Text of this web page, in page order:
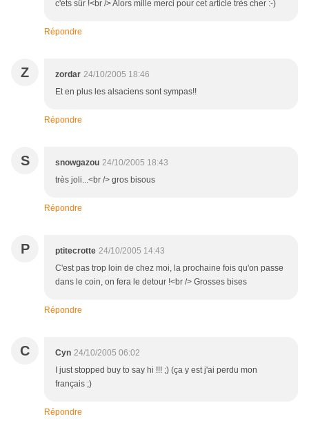
c'ets sûr !<br /> Alors mille merci pour cet article très cher :-)
Répondre
Z zordar 24/10/2005 18:46
Et en plus les alsaciens sont sympas!!
Répondre
S snowgazou 24/10/2005 18:43
très joli...<br /> gros bisous
Répondre
P ptitecrotte 24/10/2005 14:43
C'est pas trop loin de chez moi, la prochaine fois qu'on passe
dans le coin, on fera le detour !<br /> Grosses bises
Répondre
C Cyn 24/10/2005 06:02
I just stopped buy to say hi !!! ;) (ça y est j'ai perdu mon
français ;)
Répondre